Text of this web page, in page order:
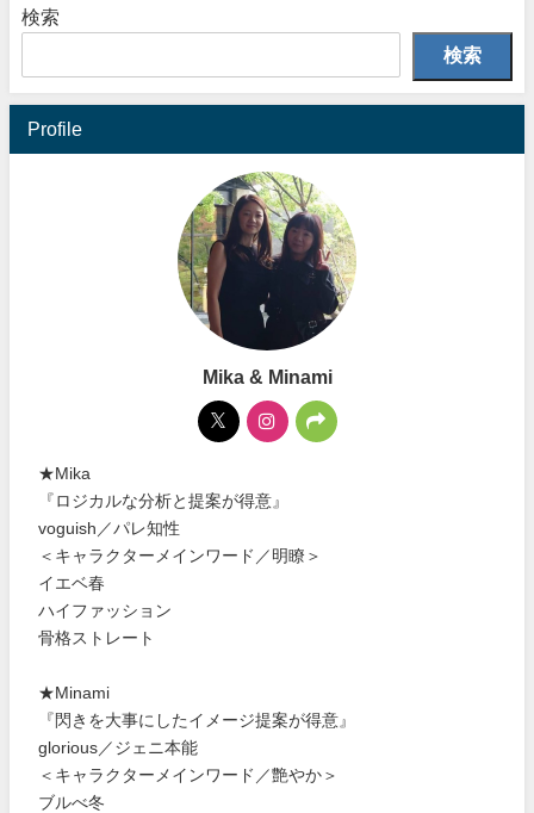
検索
検索
Profile
Mika & Minami
★Mika
『ロジカルな分析と提案が得意』
voguish／パレ知性
＜キャラクターメインワード／明瞭＞
イエベ春
ハイファッション
骨格ストレート
★Minami
『閃きを大事にしたイメージ提案が得意』
glorious／ジェニ本能
＜キャラクターメインワード／艶やか＞
ブルべ冬